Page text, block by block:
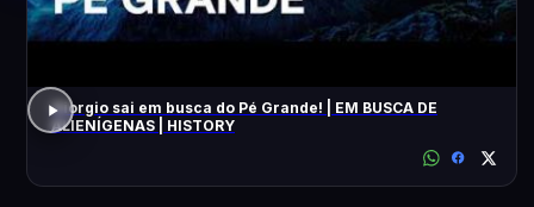
Giorgio sai em busca do Pé Grande! | EM BUSCA DE
ALIENÍGENAS | HISTORY